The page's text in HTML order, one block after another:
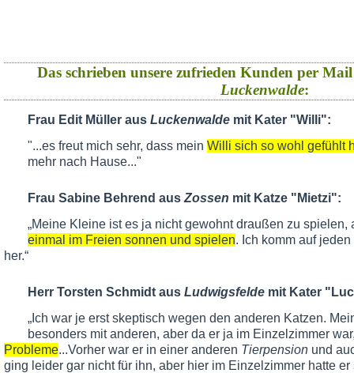
Das schrieben unsere zufrieden Kunden per
Luckenwalde:
Frau Edit Müller aus Luckenwalde mit Kater "Willi":
"...es freut mich sehr, dass mein Willi sich so wohl gefühlt
mehr nach Hause..."
Frau Sabine Behrend aus Zossen mit Katze "Mietzi":
„Meine Kleine ist es ja nicht gewohnt draußen zu spielen,
einmal im Freien sonnen und spielen. Ich komm auf
her.“
Herr Torsten Schmidt aus Ludwigsfelde mit Kater
„Ich war je erst skeptisch wegen den anderen Katzen.
besonders mit anderen, aber da er ja im Einzelzimmer
Probleme...Vorher war er in einer anderen Tierpension und
ging leider gar nicht für ihn, aber hier im Einzelzimmer hatte er